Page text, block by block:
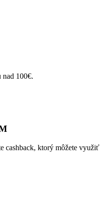
nad 100€.
cashback, ktorý môžete využiť